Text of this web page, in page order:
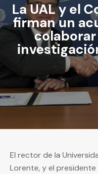
La UAL y el
firman un
El rector de la
Lorente, y el